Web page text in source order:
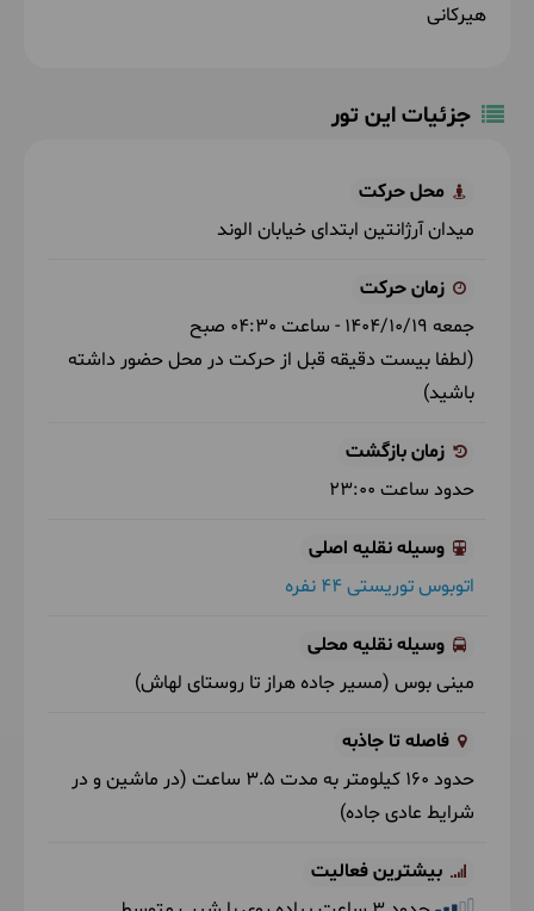
هیرکانی
جزئیات این تور
محل حرکت
میدان آرژانتین ابتدای خیابان الوند
زمان حرکت
جمعه 1404/10/19 - ساعت 04:30 صبح
(لطفا بیست دقیقه قبل از حرکت در محل حضور داشته
باشید)
زمان بازگشت
حدود ساعت 23:00
وسیله نقلیه اصلی
اتوبوس توریستی 44 نفره
وسیله نقلیه محلی
مینی بوس (مسیر جاده هراز تا روستای لهاش)
فاصله تا جاذبه
حدود 160 کیلومتر به مدت 3.5 ساعت (در ماشین و در
شرایط عادی جاده)
بیشترین فعالیت